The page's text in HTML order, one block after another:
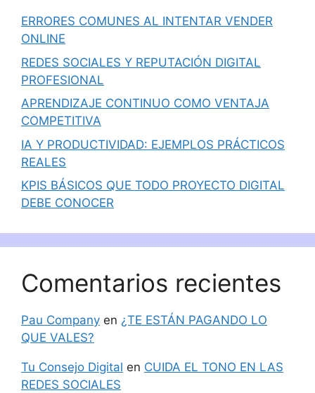
ERRORES COMUNES AL INTENTAR VENDER
ONLINE
REDES SOCIALES Y REPUTACIÓN DIGITAL
PROFESIONAL
APRENDIZAJE CONTINUO COMO VENTAJA
COMPETITIVA
IA Y PRODUCTIVIDAD: EJEMPLOS PRÁCTICOS
REALES
KPIS BÁSICOS QUE TODO PROYECTO DIGITAL
DEBE CONOCER
Comentarios recientes
Pau Company en ¿TE ESTÁN PAGANDO LO
QUE VALES?
Tu Consejo Digital en CUIDA EL TONO EN LAS
REDES SOCIALES